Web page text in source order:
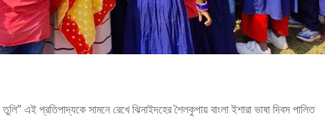
তুলি” এই প্রতিপাদ্যকে সামনে রেখে ঝিনাইদহের শৈলকুপায় বাংলা ইশারা ভাষা দিবস পালিত